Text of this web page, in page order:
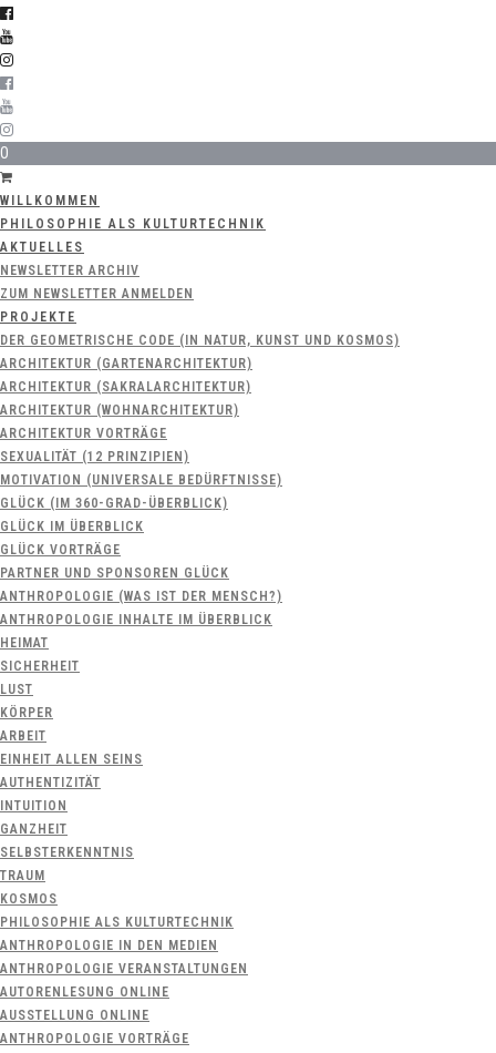
0
WILLKOMMEN
PHILOSOPHIE ALS KULTURTECHNIK
AKTUELLES
NEWSLETTER ARCHIV
ZUM NEWSLETTER ANMELDEN
PROJEKTE
DER GEOMETRISCHE CODE (IN NATUR, KUNST UND KOSMOS)
ARCHITEKTUR (GARTENARCHITEKTUR)
ARCHITEKTUR (SAKRALARCHITEKTUR)
ARCHITEKTUR (WOHNARCHITEKTUR)
ARCHITEKTUR VORTRÄGE
SEXUALITÄT (12 PRINZIPIEN)
MOTIVATION (UNIVERSALE BEDÜRFTNISSE)
GLÜCK (IM 360-GRAD-ÜBERBLICK)
GLÜCK IM ÜBERBLICK
GLÜCK VORTRÄGE
PARTNER UND SPONSOREN GLÜCK
ANTHROPOLOGIE (WAS IST DER MENSCH?)
ANTHROPOLOGIE INHALTE IM ÜBERBLICK
HEIMAT
SICHERHEIT
LUST
KÖRPER
ARBEIT
EINHEIT ALLEN SEINS
AUTHENTIZITÄT
INTUITION
GANZHEIT
SELBSTERKENNTNIS
TRAUM
KOSMOS
PHILOSOPHIE ALS KULTURTECHNIK
ANTHROPOLOGIE IN DEN MEDIEN
ANTHROPOLOGIE VERANSTALTUNGEN
AUTORENLESUNG ONLINE
AUSSTELLUNG ONLINE
ANTHROPOLOGIE VORTRÄGE